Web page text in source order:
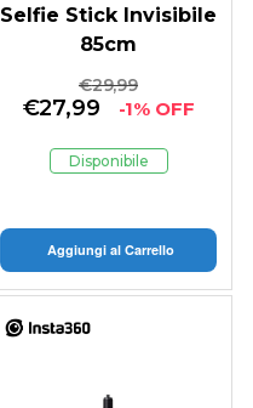
Selfie Stick Invisibile
85cm
€29,99
€27,99 -1% OFF
Disponibile
Aggiungi al Carrello